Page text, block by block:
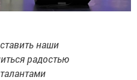
наши
радостью